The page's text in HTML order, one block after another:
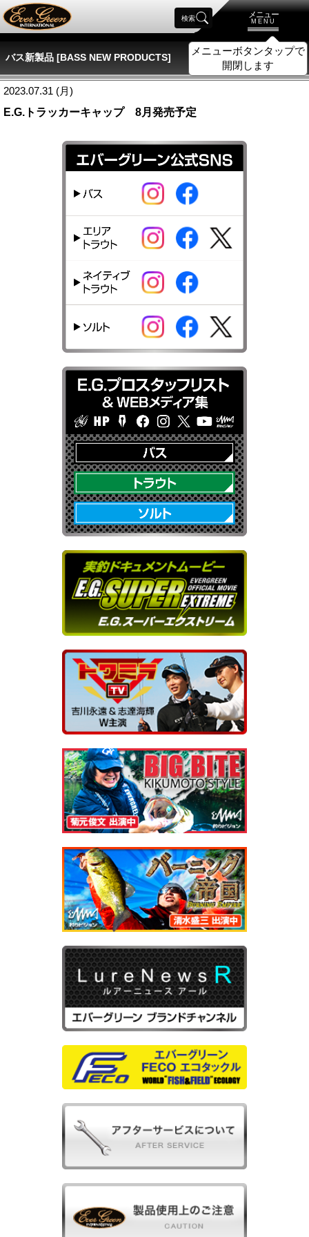
メニュー
MENU
メニューボタンタップで
開閉します
検索
バス新製品 [BASS NEW PRODUCTS]
2023.07.31 (月)
E.G.トラッカーキャップ 8月発売予定